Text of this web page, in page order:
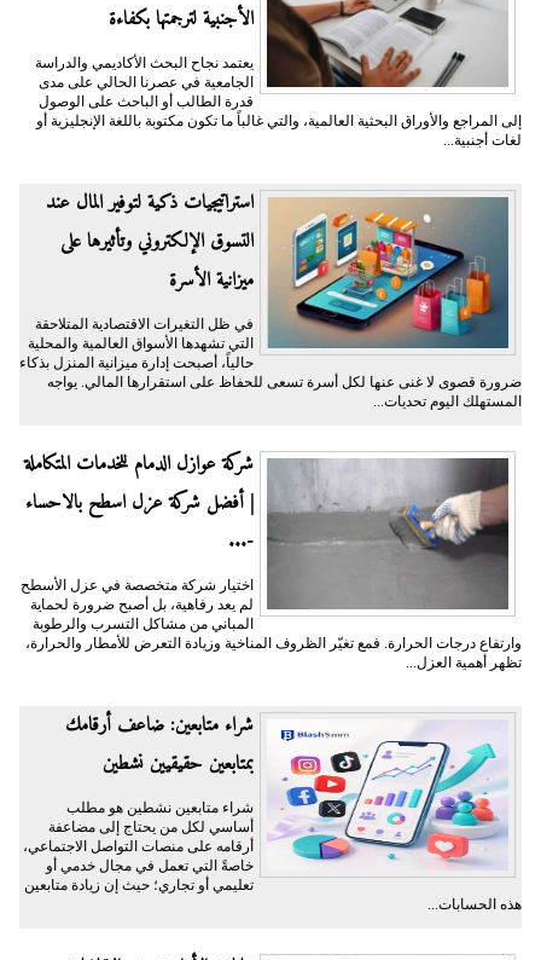
الأجنبية لترجمتها بكفاءة
يعتمد نجاح البحث الأكاديمي والدراسة
الجامعية في عصرنا الحالي على مدى
قدرة الطالب أو الباحث على الوصول
إلى المراجع والأوراق البحثية العالمية، والتي غالباً ما تكون مكتوبة باللغة الإنجليزية أو
لغات أجنبية...
​استراتيجيات ذكية لتوفير المال عند
التسوق الإلكتروني وتأثيرها على
ميزانية الأسرة
​في ظل التغيرات الاقتصادية المتلاحقة
التي تشهدها الأسواق العالمية والمحلية
حالياً، أصبحت إدارة ميزانية المنزل بذكاء
ضرورة قصوى لا غنى عنها لكل أسرة تسعى للحفاظ على استقرارها المالي. يواجه
المستهلك اليوم تحديات...
شركة عوازل الدمام للخدمات المتكاملة
| أفضل شركة عزل اسطح بالاحساء
-...
اختيار شركة متخصصة في عزل الأسطح
لم يعد رفاهية، بل أصبح ضرورة لحماية
المباني من مشاكل التسرب والرطوبة
وارتفاع درجات الحرارة. فمع تغيّر الظروف المناخية وزيادة التعرض للأمطار والحرارة،
تظهر أهمية العزل...
شراء متابعين: ضاعف أرقامك
بمتابعين حقيقيين نشطين
شراء متابعين نشطين هو مطلب
أساسي لكل من يحتاج إلى مضاعفة
أرقامه على منصات التواصل الاجتماعي،
خاصةً التي تعمل في مجال خدمي أو
تعليمي أو تجاري؛ حيث إن زيادة متابعين
هذه الحسابات...